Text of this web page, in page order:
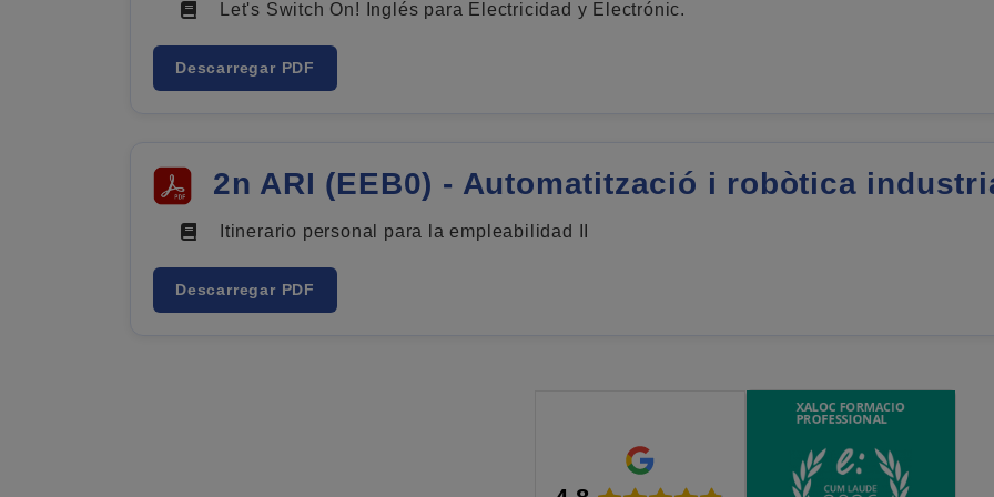
Let's Switch On! Inglés para Electricidad y Electrónic.
Descarregar PDF
2n ARI (EEB0) - Automatització i robòtica
Itinerario personal para la empleabilidad II
Descarregar PDF